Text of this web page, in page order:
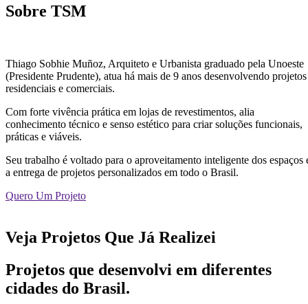
Sobre TSM
Thiago Sobhie Muñoz, Arquiteto e Urbanista graduado pela Unoeste
(Presidente Prudente), atua há mais de 9 anos desenvolvendo projetos
residenciais e comerciais.
Com forte vivência prática em lojas de revestimentos, alia
conhecimento técnico e senso estético para criar soluções funcionais,
práticas e viáveis.
Seu trabalho é voltado para o aproveitamento inteligente dos espaços
a entrega de projetos personalizados em todo o Brasil.
Quero Um Projeto
Veja Projetos Que Já Realizei
Projetos que desenvolvi em diferentes
cidades do Brasil.